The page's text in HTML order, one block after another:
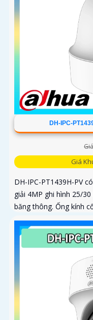
DH-IPC-
Giá
DH-IPC-PT1439H-PV
giải 4MP ghi hình 25/
băng thông. Ống kính